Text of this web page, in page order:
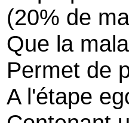
(20% de
Que la
Permet de
A l'étape